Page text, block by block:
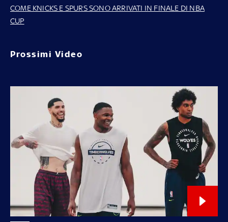
COME KNICKS E SPURS SONO ARRIVATI IN FINALE DI NBA
CUP
Prossimi Video